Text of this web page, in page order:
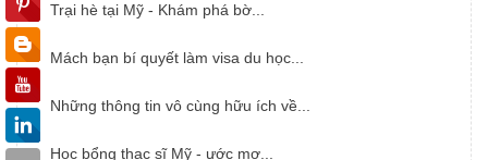
Trại hè tại Mỹ - Khám phá bờ...
Mách bạn bí quyết làm visa du học...
Những thông tin vô cùng hữu ích về...
Học bổng thạc sĩ Mỹ - ước mơ...